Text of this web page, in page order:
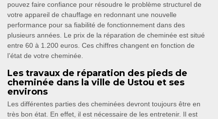
pouvez faire confiance pour résoudre le problème structurel de
votre appareil de chauffage en redonnant une nouvelle
performance pour sa fiabilité de fonctionnement dans des
plusieurs années. Le prix de la réparation de cheminée est situé
entre 60 à 1.200 euros. Ces chiffres changent en fonction de
l’état de votre cheminée.
Les travaux de réparation des pieds de
cheminée dans la ville de Ustou et ses
environs
Les différentes parties des cheminées devront toujours être en
très bon état. En effet, il est nécessaire de les entretenir. Il est